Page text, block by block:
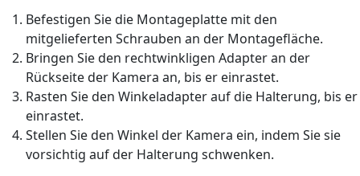
Befestigen Sie die Montageplatte mit den
mitgelieferten Schrauben an der Montagefläche.
Bringen Sie den rechtwinkligen Adapter an der
Rückseite der Kamera an, bis er einrastet.
Rasten Sie den Winkeladapter auf die Halterung, bis er
einrastet.
Stellen Sie den Winkel der Kamera ein, indem Sie sie
vorsichtig auf der Halterung schwenken.